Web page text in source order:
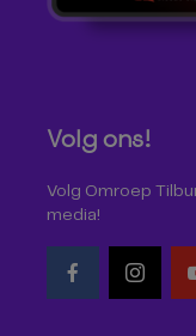
Volg ons!
Volg Omroep
media!